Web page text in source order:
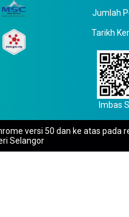
Jumlah
Tarikh
Imbas
versi 50 dan ke atas pada
Selangor